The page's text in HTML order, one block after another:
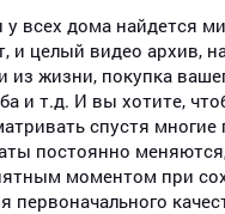
у всех дома найдется
и целый видео архив,
из жизни, покупка
и т.д. И вы хотите,
спустя
постоянно
моментом при
первоначального